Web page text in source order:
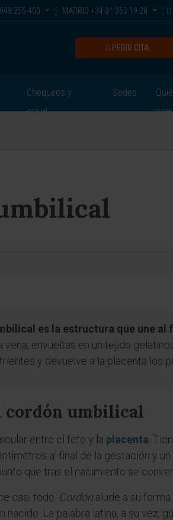
255 400 MADRID +34 91 353 19 20
PEDIR CITA
Chequeos y
salud
Sedes
es la estructura que une
vena, envueltas en un tejido
y devuelve a la placenta los
cordón umbilical
entre el feto y la placenta .
al final de la gestación y
que tras el nacimiento se
casi todo. Cordón alude a su
nacido. La palabra latina, a su vez,